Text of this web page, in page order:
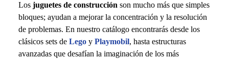
Los juguetes de construcción son mucho más que simples
bloques; ayudan a mejorar la concentración y la resolución
de problemas. En nuestro catálogo encontrarás desde los
clásicos sets de Lego y Playmobil, hasta estructuras
avanzadas que desafían la imaginación de los más